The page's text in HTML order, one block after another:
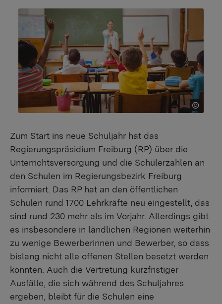
Zum Start ins neue Schuljahr hat das
Regierungspräsidium Freiburg (RP) über die
Unterrichtsversorgung und die Schülerzahlen an
den Schulen im Regierungsbezirk Freiburg
informiert. Das RP hat an den öffentlichen
Schulen rund 1700 Lehrkräfte neu eingestellt, das
sind rund 230 mehr als im Vorjahr. Allerdings gibt
es insbesondere in ländlichen Regionen weiterhin
zu wenige Bewerberinnen und Bewerber, so dass
bislang nicht alle offenen Stellen besetzt werden
konnten. Auch die Vertretung kurzfristiger
Ausfälle, die sich während des Schuljahres
ergeben, bleibt für die Schulen eine